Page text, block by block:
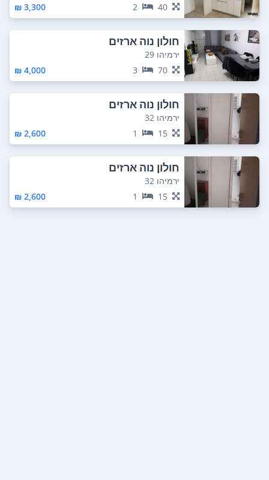
40
2
3,300 ₪
חולון נוה ארזים
ירמיהו 29
70
3
4,000 ₪
חולון נוה ארזים
ירמיהו 32
15
1
2,600 ₪
חולון נוה ארזים
ירמיהו 32
15
1
2,600 ₪